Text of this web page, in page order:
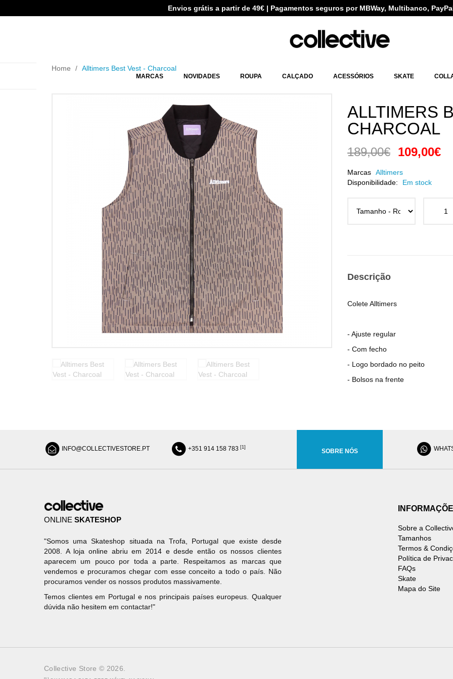
Envios grátis a partir de 49€ | Pagamentos seguros por MBWay, Multibanco,
MARCAS NOVIDADES ROUPA CALÇADO ACESSÓRIOS SKATE
Home Alltimers Best Vest - Charcoal
ALLTIMERS
CHARCOAL
189,00€ 109,00€
Marcas Alltimers
Disponibilidade:
Em stock
Descrição
Colete Alltimers
- Ajuste regular
- Com fecho
- Logo bordado no peito
- Bolsos na frente
INFO@COLLECTIVESTORE.PT +351 914 158 783 [1]
SOBRE NÓS
ONLINE SKATESHOP
"Somos uma Skateshop situada na Trofa, Portugal que existe desde
2008. A loja online abriu em 2014 e desde então os nossos clientes
aparecem um pouco por toda a parte. Respeitamos as marcas que
vendemos e procuramos chegar com esse conceito a todo o país. Não
procuramos vender os nossos produtos massivamente.
Temos clientes em Portugal e nos principais países europeus. Qualquer
dúvida não hesitem em contactar!"
Sobre a
Tamanhos
Termos &
Política de
FAQs
Skate
Mapa do Site
Collective Store © 2026.